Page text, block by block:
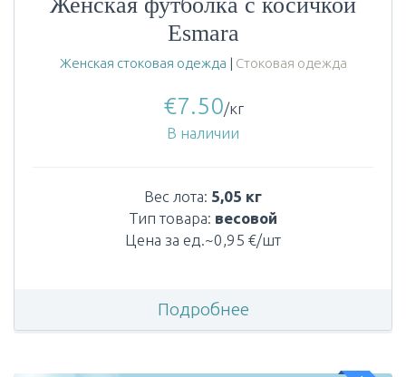
Esmara
Женская стоковая одежда | Стоковая одежда
€7.50/кг
В наличии
Вес лота: 5,05 кг
Тип товара: весовой
Цена за ед.~0,95 €/шт
Подробнее